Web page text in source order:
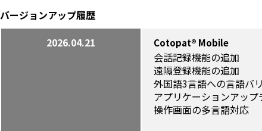
バージョンアップ履歴
2026.04.21
Cotopat® Mobile
会話記録機能の追加
遠隔登録機能の追加
外国語3言語への言語バ
アプリケーションアッ
操作画面の多言語対応